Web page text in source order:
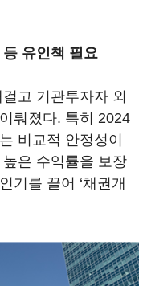
유인책 필요
고 기관투자자 외
뤄졌다. 특히 2024
비교적 안정성이
은 수익률을 보장
기를 끌어 ‘채권개